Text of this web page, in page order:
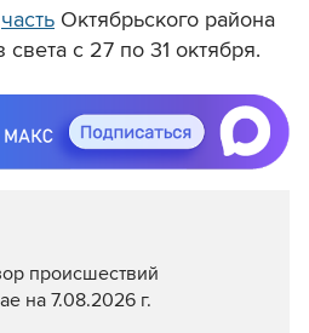
часть Октябрьского района
с 27 по 31 октября.
происшествий
на 7.08.2026 г.